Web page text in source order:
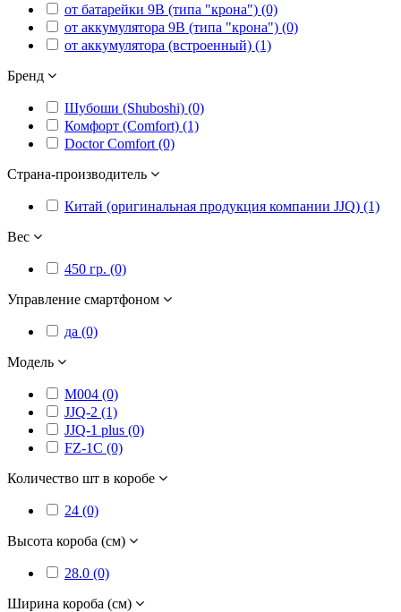
от батарейки 9В (типа "крона") (0)
от аккумулятора 9В (типа "крона") (0)
от аккумулятора (встроенный) (1)
Бренд
Шубоши (Shuboshi) (0)
Комфорт (Comfort) (1)
Doctor Comfort (0)
Страна-производитель
Китай (оригинальная продукция компании JJQ) (1)
Вес
450 гр. (0)
Управление смартфоном
да (0)
Модель
M004 (0)
JJQ-2 (1)
JJQ-1 plus (0)
FZ-1C (0)
Количество шт в коробе
24 (0)
Высота короба (см)
28.0 (0)
Ширина короба (см)